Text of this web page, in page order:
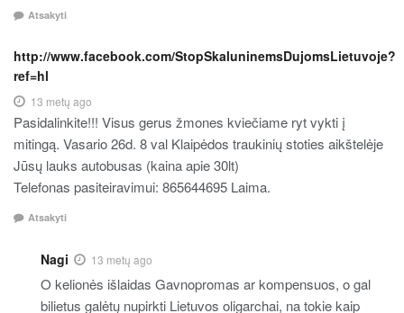
Atsakyti
http://www.facebook.com/StopSkaluninemsDujomsLietuvoje?
ref=hl
13 metų ago
Pasidalinkite!!! Visus gerus žmones kviečiame ryt vykti į
mitingą. Vasario 26d. 8 val Klaipėdos traukinių stoties aikštelėje
Jūsų lauks autobusas (kaina apie 30lt)
Telefonas pasiteiravimui: 865644695 Laima.
Atsakyti
Nagi 13 metų ago
O kelionės išlaidas Gavnopromas ar kompensuos, o gal
bilietus galėtų nupirkti Lietuvos oligarchai, na tokie kaip